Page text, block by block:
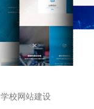
学校网站建设